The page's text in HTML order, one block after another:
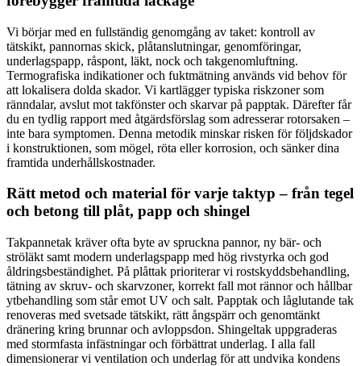
Vi börjar med en fullständig genomgång av taket: kontroll av
tätskikt, pannornas skick, plåtanslutningar, genomföringar,
underlagspapp, råspont, läkt, nock och takgenomluftning.
Termografiska indikationer och fuktmätning används vid behov för
att lokalisera dolda skador. Vi kartlägger typiska riskzoner som
ränndalar, avslut mot takfönster och skarvar på papptak. Därefter får
du en tydlig rapport med åtgärdsförslag som adresserar rotorsaken –
inte bara symptomen. Denna metodik minskar risken för följdskador
i konstruktionen, som mögel, röta eller korrosion, och sänker dina
framtida underhållskostnader.
Rätt metod och material för varje taktyp – från tegel
och betong till plåt, papp och shingel
Takpannetak kräver ofta byte av spruckna pannor, ny bär‑ och
ströläkt samt modern underlagspapp med hög rivstyrka och god
åldringsbeständighet. På plåttak prioriterar vi rostskyddsbehandling,
tätning av skruv- och skarvzoner, korrekt fall mot rännor och hållbar
ytbehandling som står emot UV och salt. Papptak och låglutande tak
renoveras med svetsade tätskikt, rätt ångspärr och genomtänkt
dränering kring brunnar och avloppsdon. Shingeltak uppgraderas
med stormfasta infästningar och förbättrat underlag. I alla fall
dimensionerar vi ventilation och underlag för att undvika kondens